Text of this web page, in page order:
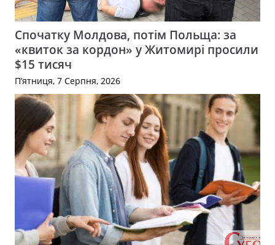
Спочатку Молдова, потім Польща: за
«квиток за кордон» у Житомирі просили
$15 тисяч
П’ятниця, 7 Серпня, 2026